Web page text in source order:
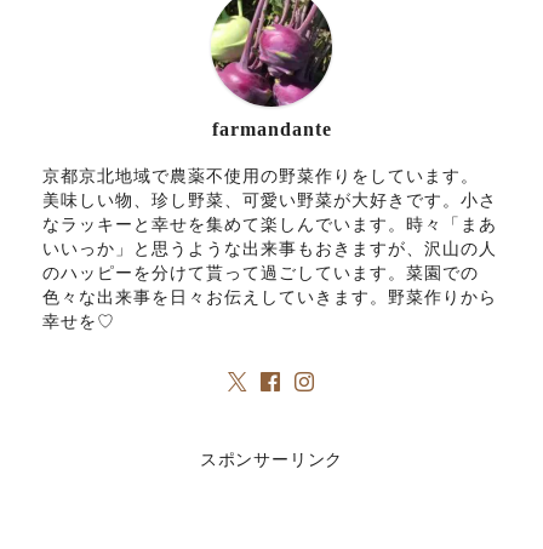
farmandante
京都京北地域で農薬不使用の野菜作りをしています。
美味しい物、珍し野菜、可愛い野菜が大好きです。小さ
なラッキーと幸せを集めて楽しんでいます。時々「まあ
いいっか」と思うような出来事もおきますが、沢山の人
のハッピーを分けて貰って過ごしています。菜園での
色々な出来事を日々お伝えしていきます。野菜作りから
幸せを♡
スポンサーリンク